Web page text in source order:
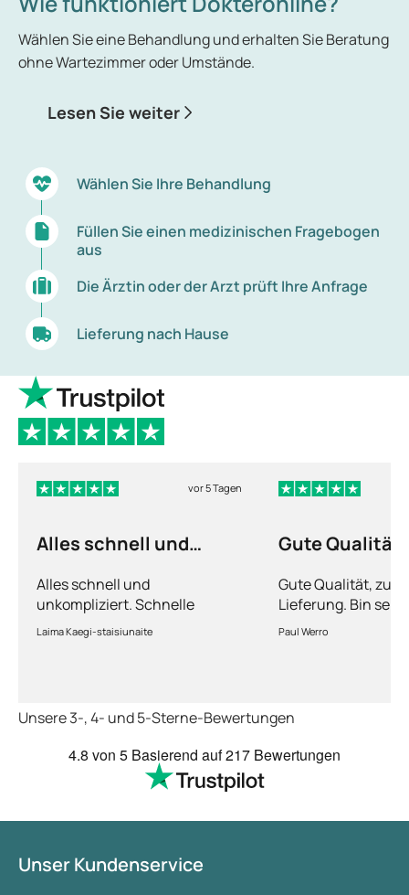
Wählen Sie eine Behandlung und erhalten Sie Beratung
ohne Wartezimmer oder Umstände.
Lesen Sie weiter
Wählen Sie Ihre Behandlung
Füllen Sie einen medizinischen Fragebogen
aus
Die Ärztin oder der Arzt prüft Ihre Anfrage
Lieferung nach Hause
vor 5 Tagen
Alles schnell und
Alles schnell und
unkompliziert. Schnelle
Lieferung.
Laima Kaegi-staisiunaite
Gute Qualität
Gute Qualität,
Lieferung. Bin
Paul Werro
Unsere 3-, 4- und 5-Sterne-Bewertungen
4.8 von 5 Basierend auf217 Bewertungen
Unser Kundenservice